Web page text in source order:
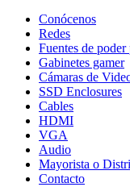
Conócenos
Redes
Fuentes de
Gabinetes gamer
Cámaras de
SSD Enclosures
Cables
HDMI
VGA
Audio
Mayorista o
Contacto